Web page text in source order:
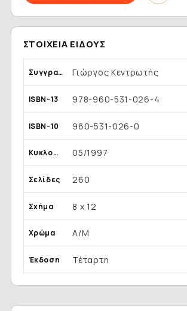
ΣΤΟΙΧΕΊΑ ΕΊΔΟΥΣ
Συγγραφέας Γιώργος Κεντρωτής
ISBN-13 978-960-531-026-4
ISBN-10 960-531-026-0
Κυκλοφορία 05/1997
Σελίδες 260
Σχήμα 8 x 12
Χρώμα Α/Μ
Έκδοση Τέταρτη